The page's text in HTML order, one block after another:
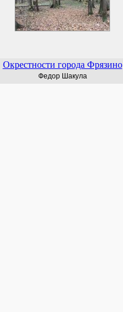
Окрестности города Фрязино
Федор Шакула